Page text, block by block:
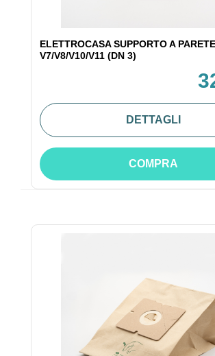
ELETTROCASA SUPPORTO A
V7/V8/V10/V11 (DN 3)
DETTAGLI
COMPRA